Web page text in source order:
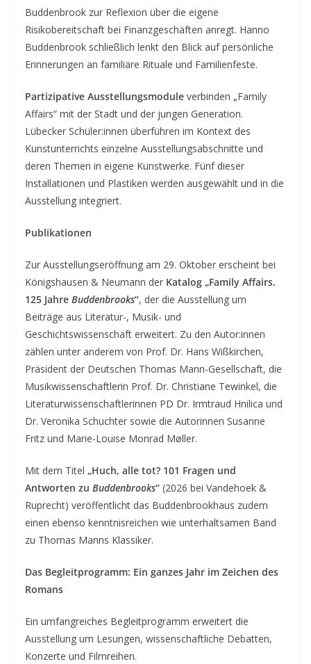
Buddenbrook zur Reflexion über die eigene
Risikobereitschaft bei Finanzgeschäften anregt. Hanno
Buddenbrook schließlich lenkt den Blick auf persönliche
Erinnerungen an familiäre Rituale und Familienfeste.
Partizipative Ausstellungsmodule verbinden „Family
Affairs“ mit der Stadt und der jungen Generation.
Lübecker Schüler:innen überführen im Kontext des
Kunstunterrichts einzelne Ausstellungsabschnitte und
deren Themen in eigene Kunstwerke. Fünf dieser
Installationen und Plastiken werden ausgewählt und in die
Ausstellung integriert.
Publikationen
Zur Ausstellungseröffnung am 29. Oktober erscheint bei
Königshausen & Neumann der Katalog „Family Affairs.
125 Jahre Buddenbrooks“, der die Ausstellung um
Beiträge aus Literatur-, Musik- und
Geschichtswissenschaft erweitert. Zu den Autor:innen
zählen unter anderem von Prof. Dr. Hans Wißkirchen,
Präsident der Deutschen Thomas Mann-Gesellschaft, die
Musikwissenschaftlerin Prof. Dr. Christiane Tewinkel, die
Literaturwissenschaftlerinnen PD Dr. Irmtraud Hnilica und
Dr. Veronika Schuchter sowie die Autorinnen Susanne
Fritz und Marie-Louise Monrad Møller.
Mit dem Titel „Huch, alle tot? 101 Fragen und
Antworten zu Buddenbrooks“ (2026 bei Vandehoek &
Ruprecht) veröffentlicht das Buddenbrookhaus zudem
einen ebenso kenntnisreichen wie unterhaltsamen Band
zu Thomas Manns Klassiker.
Das Begleitprogramm: Ein ganzes Jahr im Zeichen des
Romans
Ein umfangreiches Begleitprogramm erweitert die
Ausstellung um Lesungen, wissenschaftliche Debatten,
Konzerte und Filmreihen.